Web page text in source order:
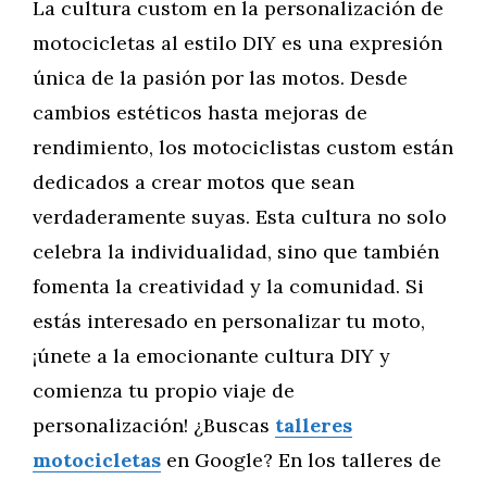
La cultura custom en la personalización de
motocicletas al estilo DIY es una expresión
única de la pasión por las motos. Desde
cambios estéticos hasta mejoras de
rendimiento, los motociclistas custom están
dedicados a crear motos que sean
verdaderamente suyas. Esta cultura no solo
celebra la individualidad, sino que también
fomenta la creatividad y la comunidad. Si
estás interesado en personalizar tu moto,
¡únete a la emocionante cultura DIY y
comienza tu propio viaje de
personalización! ¿Buscas talleres
motocicletas en Google? En los talleres de